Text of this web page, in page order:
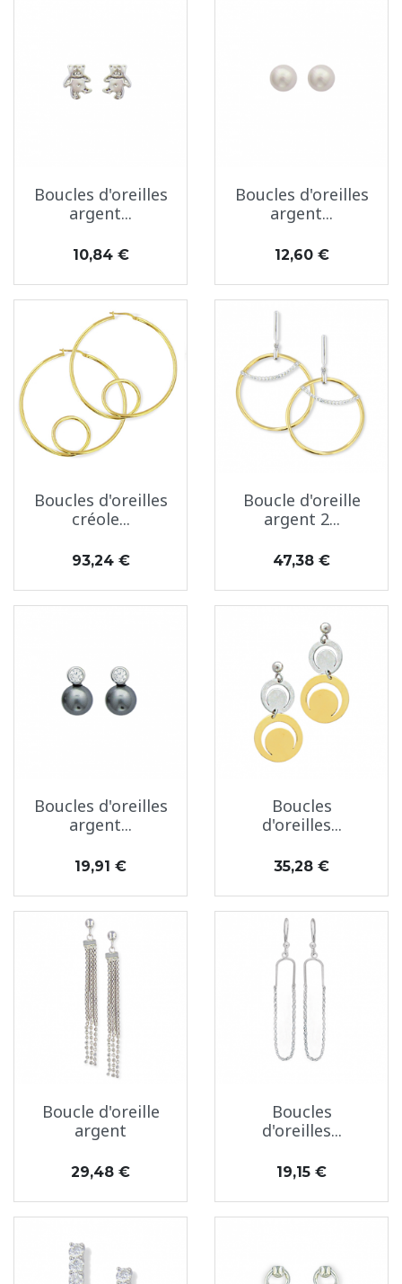
Boucles d'oreilles
argent...
Prix
10,84 €
Boucles d'oreilles
argent...
Prix
12,60 €
Boucles d'oreilles
créole...
Prix
93,24 €
Boucle d'oreille
argent 2...
Prix
47,38 €
Boucles d'oreilles
argent...
Prix
19,91 €
Boucles
d'oreilles...
Prix
35,28 €
Boucle d'oreille
argent
Prix
29,48 €
Boucles
d'oreilles...
Prix
19,15 €